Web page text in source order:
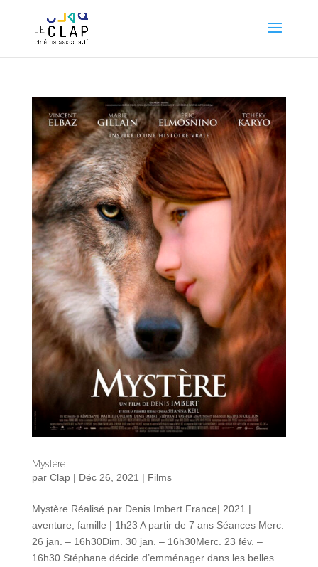
Mystère
par Clap| Déc 26, 2021 | Films
Mystère Réalisé par Denis Imbert France| 2021 |
aventure, famille | 1h23 A partir de 7 ans Séances Merc.
26 jan. – 16h30Dim. 30 jan. – 16h30Merc. 23 fév. –
16h30 Stéphane décide d’emménager dans les belles